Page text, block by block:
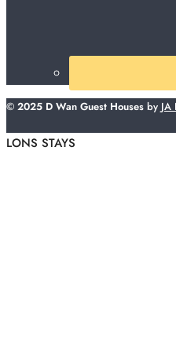
© 2025 D Wan Guest Houses by
LONS STAYS